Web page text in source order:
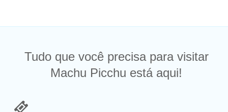
Tudo que você precisa para visitar
Machu Picchu está aqui!